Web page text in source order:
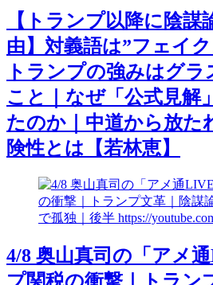
【トランプ以降に陰謀
由】対義語は”フェイク
トランプの強みはグ
こと｜なぜ「公式見解
たのか｜中道から放た
険性とは【若林恵】
4/8 奥山真司の「アメ
プ関税の衝撃｜トラン